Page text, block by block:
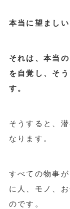
本当に望まし
それは、本当
を自覚し、そ
す。
そうすると、
なります。
すべての物事
に人、モノ、
のです。